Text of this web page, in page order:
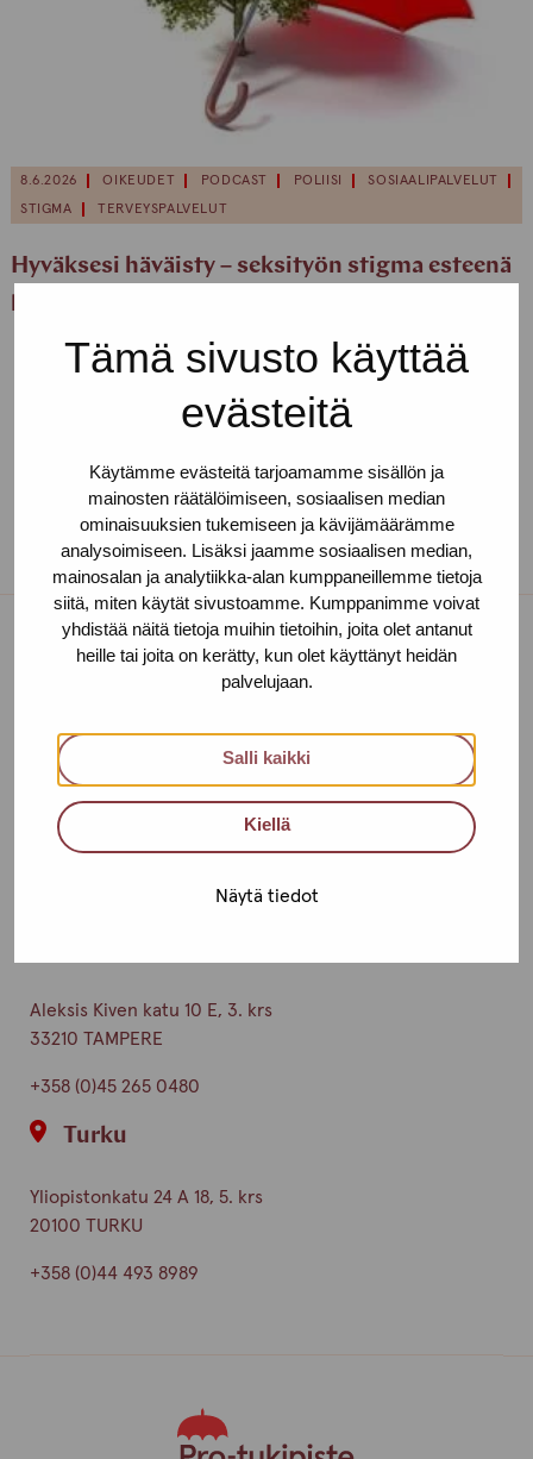
Tämä sivusto käyttää
evästeitä
Käytämme evästeitä tarjoamamme sisällön ja
mainosten räätälöimiseen, sosiaalisen median
ominaisuuksien tukemiseen ja kävijämäärämme
analysoimiseen. Lisäksi jaamme sosiaalisen median,
mainosalan ja analytiikka-alan kumppaneillemme tietoja
siitä, miten käytät sivustoamme. Kumppanimme voivat
yhdistää näitä tietoja muihin tietoihin, joita olet antanut
heille tai joita on kerätty, kun olet käyttänyt heidän
palvelujaan.
Salli kaikki
Kiellä
Näytä tiedot
8.6.2026 OIKEUDET PODCAST POLIISI
SOSIAALIPALVELUT
STIGMA
TERVEYSPALVELUT
Hyväksesi häväisty – seksityön stigma esteenä
peruspalveluissa
Toimipisteet
Urho Kekkosen katu 4-6 B, 5. krs
00100 HELSINKI
Aleksis Kiven katu 10 E, 3. krs
33210 TAMPERE
+358 (0)45 265 0480
Turku
Yliopistonkatu 24 A 18, 5. krs
20100 TURKU
+358 (0)44 493 8989